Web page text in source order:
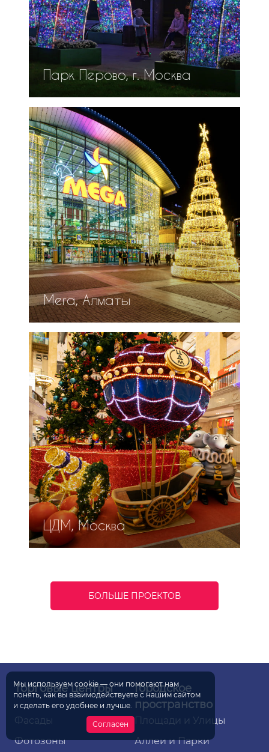
Парк Перово, г. Москва
Мега, Алматы
ЦДМ, Москва
БОЛЬШЕ ПРОЕКТОВ
Торговыецентры
Фасады
Фотозоны
Городское
пространство
Площади и Улицы
Аллеи и Парки
Мы используемcookie— они помогают нам
понять, как вы взаимодействуете с нашим сайтом
и сделать его удобнее и лучше.
Согласен